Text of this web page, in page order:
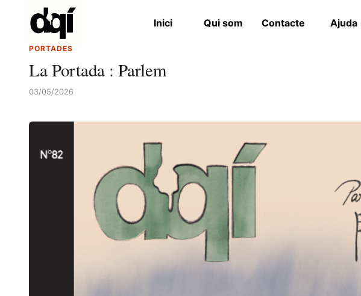
Inici Qui som Contacte Ajuda
PORTADES
La Portada : Parlem
03/05/2026